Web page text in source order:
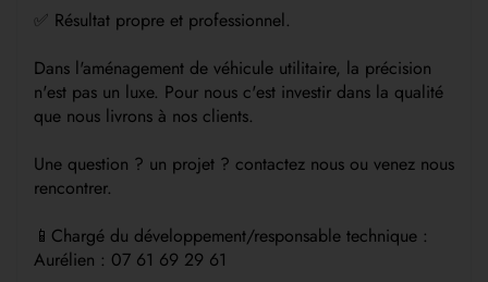
✅ Résultat propre et professionnel.
Dans l'aménagement de véhicule utilitaire, la précision
n'est pas un luxe. Pour nous c'est investir dans la qualité
que nous livrons à nos clients.
Une question ? un projet ? contactez nous ou venez nous
rencontrer.
📱Chargé du développement/responsable technique :
Aurélien : 07 61 69 29 61